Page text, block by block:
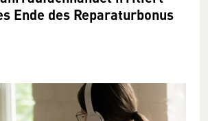
Ende des Reparaturbonus